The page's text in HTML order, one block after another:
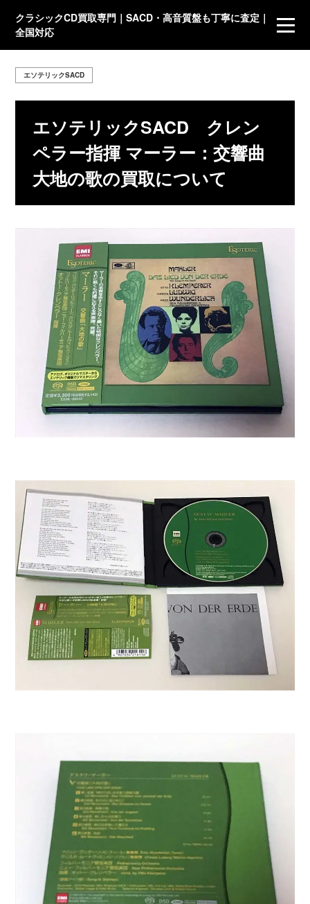
クラシックCD買取専門｜SACD・高音質盤も丁寧に査定｜
全国対応
エソテリックSACD
エソテリックSACD クレン
ペラー指揮 マーラー：交響曲
大地の歌の買取について